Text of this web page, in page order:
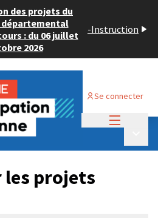
des projets du
: du 06 juillet
2026
-Instruction
Se connecter
2024
les projets